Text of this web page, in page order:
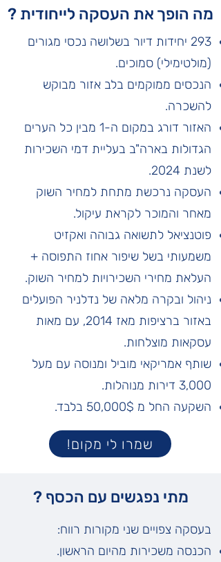
מה הופך את העסקה לייחודית ?
293 יחידות דיור בשלושה נכסי מגורים
(מולטימילי) סמוכים.
הנכסים ממוקמים בלב אזור מבוקש
להשכרה.
האזור דורג במקום ה-1 מבין כל הערים
הגדולות בארה"ב בעליית דמי השכירות
לשנת 2024.
העסקה נרכשת מתחת למחיר השוק
מאחר והמוכר לקראת עיקול.
פוטנציאל לתשואה גבוהה ואקזיט
משמעותי בשל שיפור אחוז התפוסה +
העלאת מחירי השכירויות למחיר השוק.
ניהול ובקרה מלאה של נדלניר הפועלים
באזור ברציפות מאז 2014, עם מאות
עסקאות מוצלחות.
שותף אמריקאי מוביל ומנוסה עם מעל
3,000 דירות מנוהלות.
השקעה החל מ 50,000$ בלבד.
שמרו לי מקום!
מתי נפגשים עם הכסף ?
בעסקה צפויים שני מקורות רווח:
הכנסה משכירות מהיום הראשון.